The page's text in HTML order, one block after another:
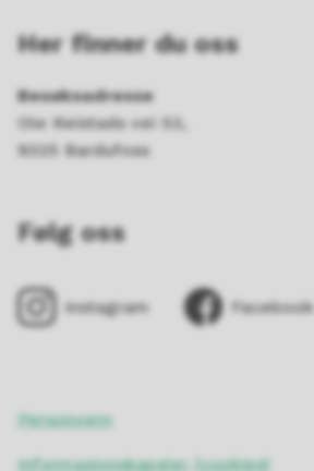
Her finner du oss
Besøksadresse
Ole Reistads vei 53,
9325 Bardufoss
Følg oss
Instagram Facebook
Personvern
Informasjonskapsler (cookies)